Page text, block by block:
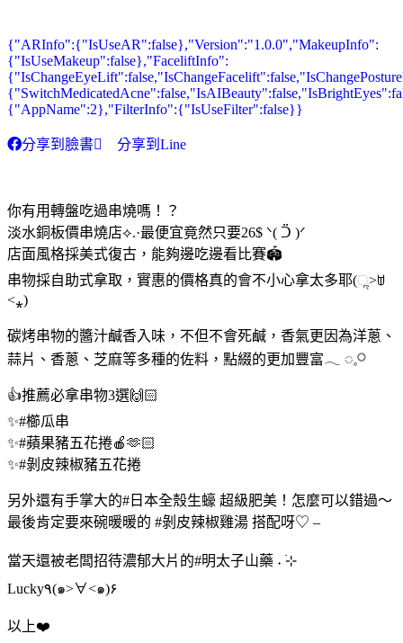
{"ARInfo":{"IsUseAR":false},"Version":"1.0.0","MakeupInfo":
{"IsUseMakeup":false},"FaceliftInfo":
{"AppName":2},"FilterInfo":{"IsUseFilter":false}}
分享到臉書 分享到Line
你有用轉盤吃過串燒嗎！？
淡水銅板價串燒店⟡.·最便宜竟然只要26$ ᐠ( ᑒ )ᐟ
店面風格採美式復古，能夠邊吃邊看比賽🏟️
串物採自助式拿取，實惠的價格真的會不小心拿太多耶(ૢ˃ꌂ
˂⁎)
碳烤串物的醬汁鹹香入味，不但不會死鹹，香氣更因為洋蔥、
蒜片、香蔥、芝麻等多種的佐料，點綴的更加豐富𓂃 ◌𓈒𓋪
👍推薦必拿串物3選🙌🏻
✨#櫛瓜串
✨#蘋果豬五花捲🍎🫶🏻
✨#剝皮辣椒豬五花捲
另外還有手掌大的#日本全殼生蠔 超級肥美！怎麼可以錯過～
最後肯定要來碗暖暖的 #剝皮辣椒雞湯 搭配呀♡ –
當天還被老闆招待濃郁大片的#明太子山藥 ˖ ࣪⊹
Lucky٩(๑>∀<๑)۶
以上❤️